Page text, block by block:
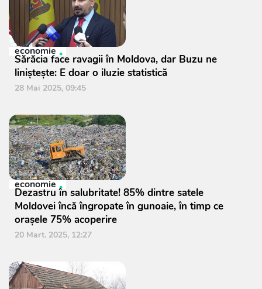
economie
Sărăcia face ravagii în Moldova, dar Buzu ne
liniștește: E doar o iluzie statistică
28 Mai 2025, 09:45
economie
Dezastru în salubritate! 85% dintre satele
Moldovei încă îngropate în gunoaie, în timp ce
orașele 75% acoperire
20 Mart. 2025, 12:27